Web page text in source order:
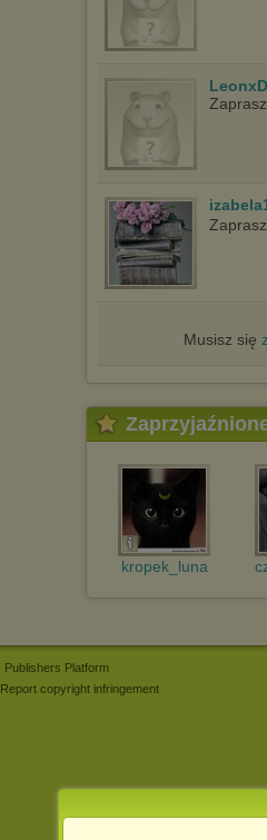
Musisz się
kropek_luna
Publishers Platform
Report copyright infringement